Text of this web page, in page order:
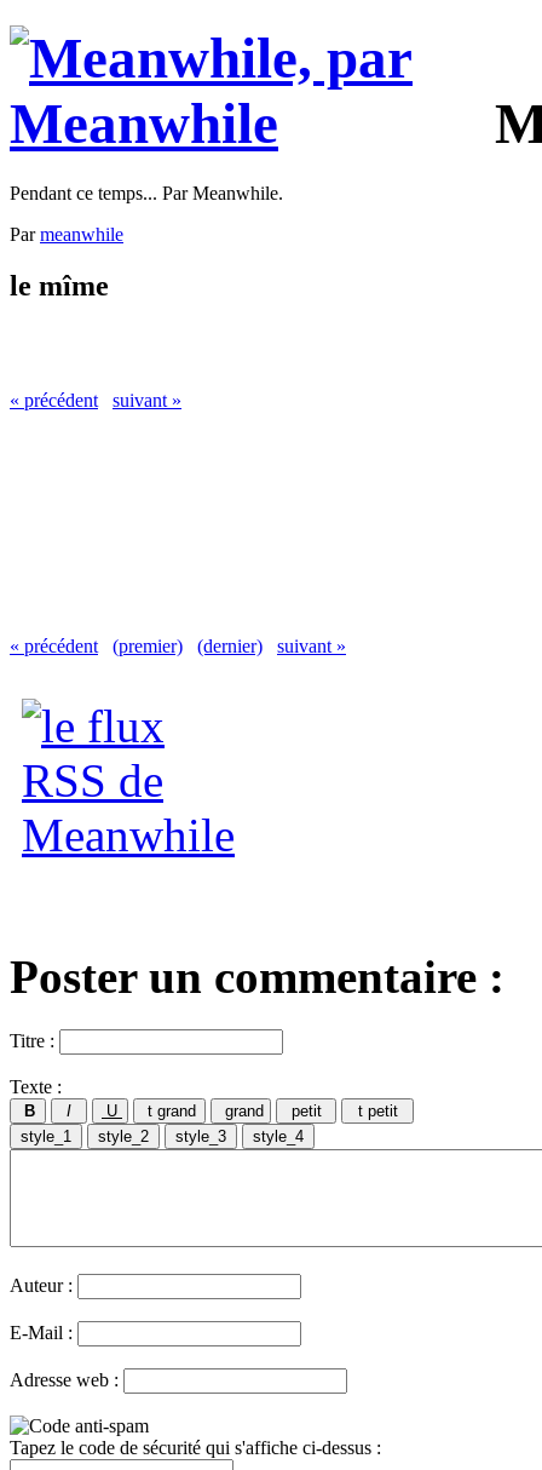
Pendant ce temps... Par Meanwhile.
Parmeanwhile
le mîme
« précédent suivant »
« précédent (premier) (dernier) suivant »
Poster un commentaire :
Titre :
Texte :
Auteur :
E-Mail :
Adresse web :
Tapez le code de sécurité qui s'affiche ci-dessus :